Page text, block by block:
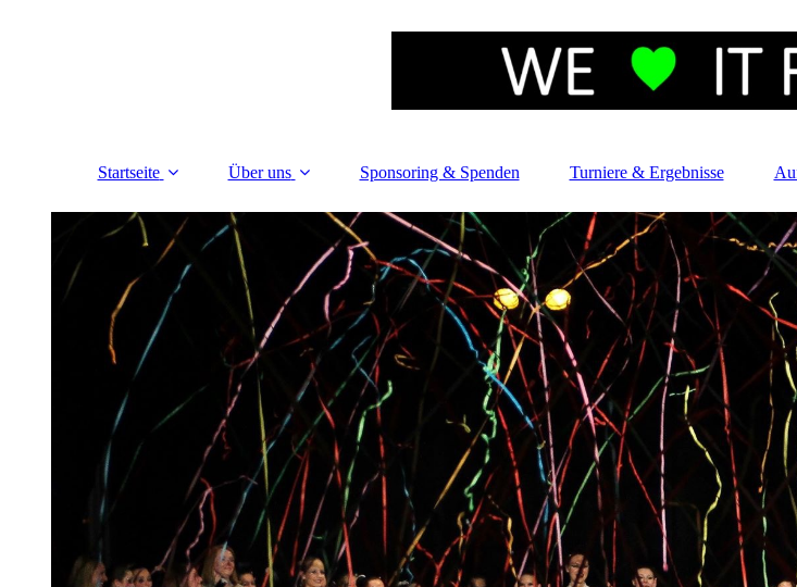
Startseite Über uns Sponsoring & Spenden Turniere & Ergebnisse